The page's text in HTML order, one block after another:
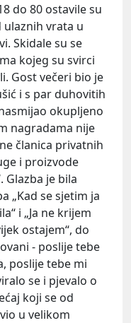
do 80 ostavile su
ulaznih vrata u
Skidale su se
kojeg su svirci
Gost večeri bio je
i s par duhovitih
okupljeno
nagradama nije
članica privatnih
i proizvode
Glazba je bila
„Kad se sjetim ja
i „Ja ne krijem
ostajem“, do
- poslije tebe
poslije tebe mi
se i pjevalo o
koji se od
u velikom